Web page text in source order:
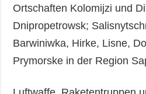
Ortschaften Kolomijzi und
Dnipropetrowsk;
Barwiniwka, Hirke, Lisne,
Prymorske in der Region